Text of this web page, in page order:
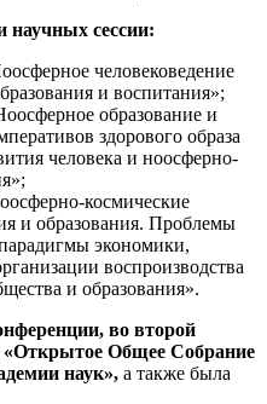
научных сессии:
человековедение
и воспитания»;
образование и
здорового образа
человека и ноосферно-
космические
и образования. Проблемы
экономики,
воспроизводства
и образования».
во второй
«Открытое Общее Собрание
наук», а также была